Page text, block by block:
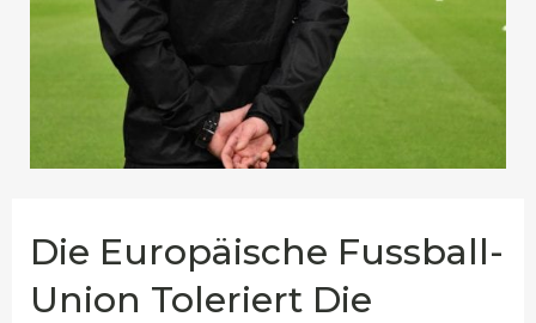
Die Europäische Fussball-
Union Toleriert Die